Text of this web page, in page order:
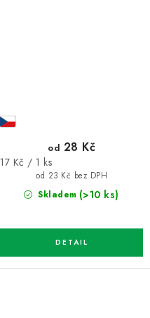
Skladem (>10 ks)
od 23 Kč bez DPH
od 28 Kč
Měrná
17 Kč / 1 ks